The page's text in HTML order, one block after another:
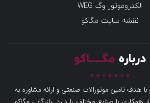
الکتروموتور وگ WEG
نقشه سایت مگاکو
درباره مگـــــاکو
با هدف تامین موتورالات صنعتی و ارائه مشاوره به